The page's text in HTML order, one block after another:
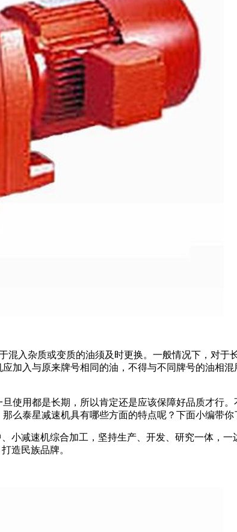
入杂质或变质的油须及时更换。一般情况下，对于
加入与原来牌号相同的油，不得与不同牌号的油相
使用都是长期，所以肯定还是应该保障好品质才行
么泰星减速机具有哪些方面的特点呢？下面小编带你
小减速机综合加工，坚持生产、开发、研究一体，
造民族品牌。